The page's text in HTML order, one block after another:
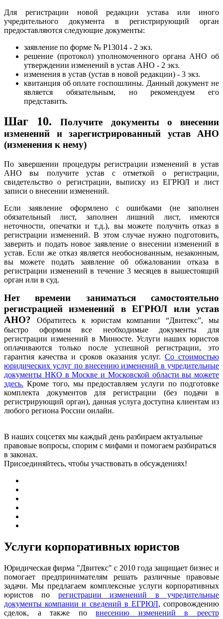
Для регистрации новой редакции устава или иного
учредительного документа в регистрирующий орган
предоставляются следующие документы:
заявление по форме № Р13014 - 2 экз.
решение (протокол) уполномоченного органа АНО об
утверждении изменений в устав АНО - 2 экз.
изменения в устав (устав в новой редакции) - 3 экз.
квитанция об оплате госпошлины. Данный документ не
является обязательным, но рекомендуем его
представить.
Шаг 10.
Получите документы о внесении
изменений и зарегистрированный устав АНО
(изменения к нему)
По завершении процедуры регистрации изменений в устав
АНО вы получите устав с отметкой о регистрации,
свидетельство о регистрации, выписку из ЕГРЮЛ и лист
записи о внесении изменений.
Если заявление оформлено с ошибками (не заполнен
обязательный лист, заполнен лишний лист, имеются
неточности, опечатки и т.д.), вы можете получить отказ в
регистрации изменений. В этом случае нужно подготовить,
заверить и подать новое заявление о внесении изменений в
устав. Если же отказ является необоснованным, незаконным,
вы можете подать заявление об обжаловании отказа в
регистрации изменений в течение 3 месяцев в вышестоящий
орган или в суд.
Нет времени заниматься самостоятельно
регистрацией изменений в ЕГРЮЛ или устав
АНО?
Обратитесь к юристам компании “Двитекс”, мы
быстро оформим все необходимые документы для
регистрации изменений в Минюсте. Услуги наших юристов
оплачиваются только после успешной регистрации, это
гарантия качества и сроков оказания услуг. Со стоимостью
юридических услуг по внесению изменений в учредительные
документы НКО в Москве и Московской области вы можете
здесь. Кроме того, мы предоставляем услуги по подготовке
комплекта документов для регистрации (без подачи в
регистрирующий орган), данная услуга доступна клиентам из
любого региона России онлайн.
В наших соцсетях мы каждый день разбираем актуальные
правовые вопросы, спорим с мифами и помогаем разбираться
в законах.
Присоединяйтесь, чтобы участвовать в обсуждениях!
Услуги корпоративных юристов
Юридическая фирма "Двитекс" с 2010 года защищает бизнес и
помогает предпринимателям решать различные правовые
задачи. Мы предлагаем комплексные услуги корпоративных
юристов по регистрации изменений в учредительные
документы компании и сведений в ЕГРЮЛ, сопровождению
сделок, а также повнесению изменений в реестр